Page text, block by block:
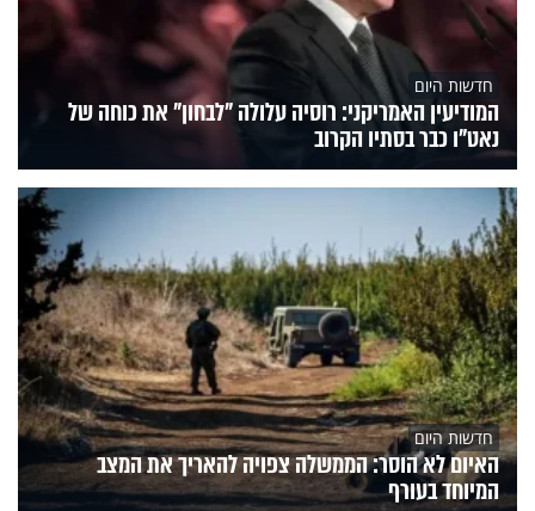
חדשות היום
המודיעין האמריקני: רוסיה עלולה "לבחון" את כוחה של
נאט"ו כבר בסתיו הקרוב
חדשות היום
האיום לא הוסר: הממשלה צפויה להאריך את המצב
המיוחד בעורף